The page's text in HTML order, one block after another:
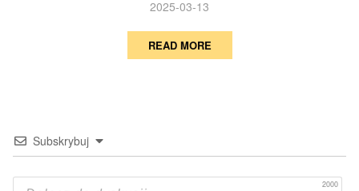
2025-03-13
READ MORE
Subskrybuj
2000